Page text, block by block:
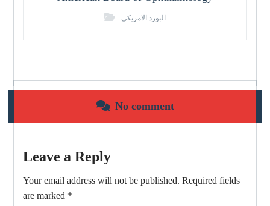
البورد الامريكي
No comment
Leave a Reply
Your email address will not be published. Required fields
are marked *